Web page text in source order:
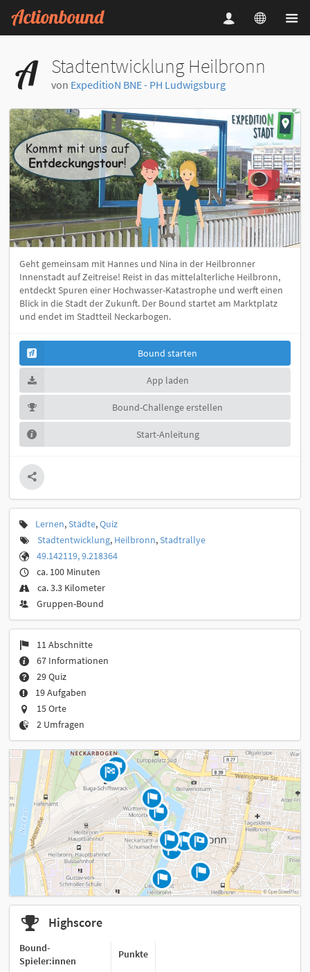
Stadtentwicklung Heilbronn
von ExpeditioN BNE - PH Ludwigsburg
Geht gemeinsam mit Hannes und Nina in der Heilbronner
Innenstadt auf Zeitreise! Reist in das mittelalterliche Heilbronn,
entdeckt Spuren einer Hochwasser-Katastrophe und werft einen
Blick in die Stadt der Zukunft. Der Bound startet am Marktplatz
und endet im Stadtteil Neckarbogen.
Bound starten
App laden
Bound-Challenge erstellen
Start-Anleitung
Lernen,Städte,Quiz
Stadtentwicklung, Heilbronn,Stadtrallye
49.142119, 9.218364
ca. 100 Minuten
ca. 3.3 Kilometer
Gruppen-Bound
11 Abschnitte
67 Informationen
29 Quiz
19 Aufgaben
15 Orte
2 Umfragen
Highscore
Bound-
Spieler:innen
Punkte